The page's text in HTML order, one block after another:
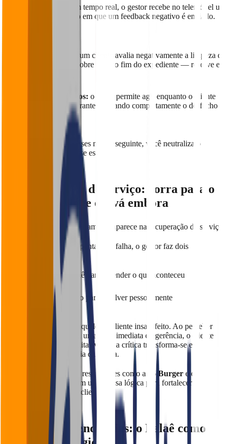
Com as notificações em tempo real, o gestor recebe no telemóvel um
alerta no segundo exato em que um feedback negativo é enviado.
se um cliente avalia negativamente a limpeza do
WC, você não descobre isso no fim do expediente — resolve em
Prevenção de danos: o alerta permite agir enquanto o cliente
ainda está no restaurante, mudando completamente o desfecho
Em vez de lidar com crises no dia seguinte, você neutraliza o
problema antes que ele se espalhe.
3. Recuperação de serviço: corra para o
cliente antes que ele vá embora
A verdadeira força da ferramenta aparece na recuperação de serviço.
Quando um feedback aponta uma falha, o gestor faz dois
movimentos rápidos:
Corre para o Falaê para entender o que aconteceu
Corre para o salão para resolver pessoalmente
Essa agilidade desarma qualquer cliente insatisfeito. Ao perceber
que a sua opinião gerou uma ação imediata da gerência, o cliente
sente-se valorizado. Muitas vezes, a crítica transforma-se em
admiração pela eficiência da marca.
Não é coincidência que restaurantes como a 45 Burger e o
Butiquim Bistrô
tenham usado essa lógica para fortalecer o
relacionamento com os clientes.
4. Análise de tendências: o Falaê como